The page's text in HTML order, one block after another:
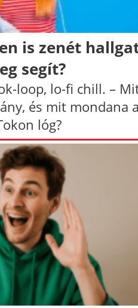
is zenét
segít?
loop, lo-fi chill. –
és mit mondana
lóg?